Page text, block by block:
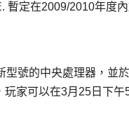
暫定在2009/2010年度
型號的中央處理器，並
玩家可以在3月25日下